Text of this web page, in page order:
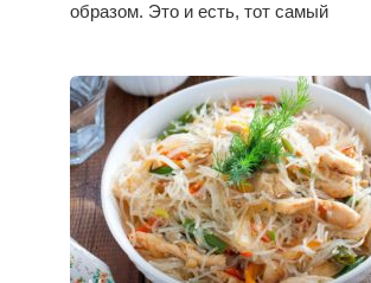
образом. Это и есть, тот самый